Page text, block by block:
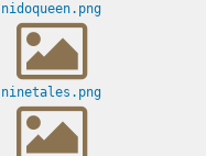
nidoqueen.png
ninetales.png